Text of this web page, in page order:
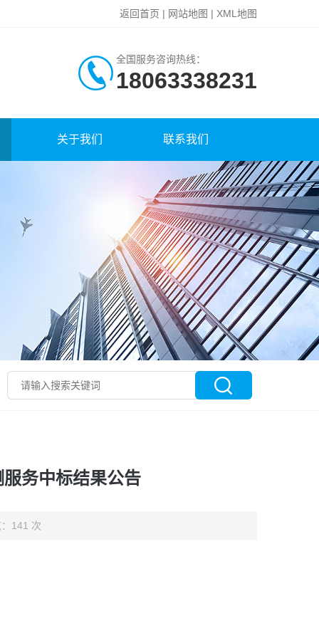
返回首页 | 网站地图 | XML地图
全国服务咨询热线：
18063338231
关于我们 联系我们
务中标结果公告
141 次